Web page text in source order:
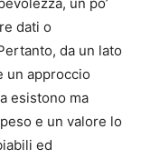
un po’
dati o
da un lato
un approccio
esistono ma
e un valore lo
ed